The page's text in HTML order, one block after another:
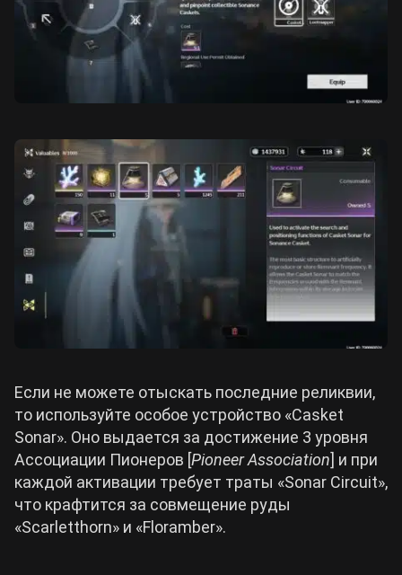
Если не можете отыскать последние реликвии,
то используйте особое устройство «Casket
Sonar». Оно выдается за достижение 3 уровня
Ассоциации Пионеров [Pioneer Association] и при
каждой активации требует траты «Sonar Circuit»,
что крафтится за совмещение руды
«Scarletthorn» и «Floramber».